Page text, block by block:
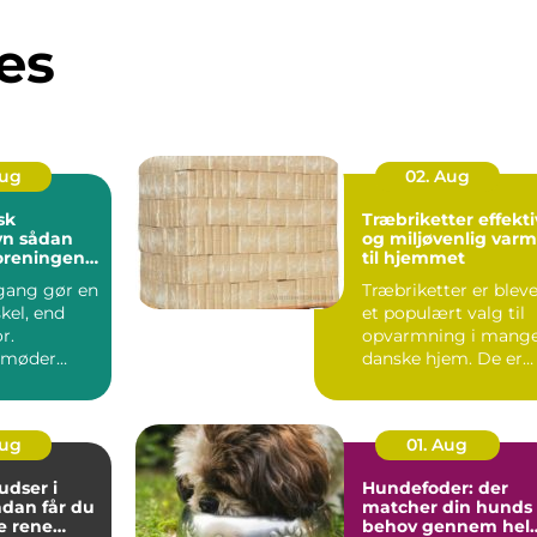
gør en
end
02. Aug
Træbriketter effektiv
og miljøvenlig
til hjemmet
Træbriketter er
et populært valg til
opvarmning i
danske hjem. De er
i
rene
01. Aug
Hundefoder: der
matcher din hunds
behov gennem